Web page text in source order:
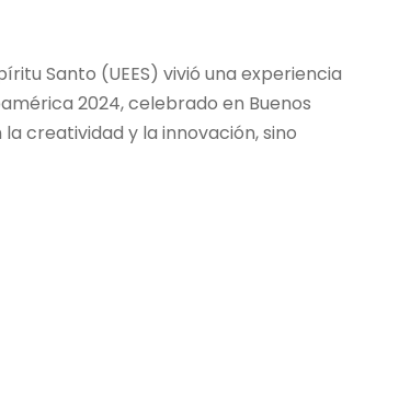
Santo (UEES) vivió una experiencia
2024, celebrado en Buenos
creatividad y la innovación, sino